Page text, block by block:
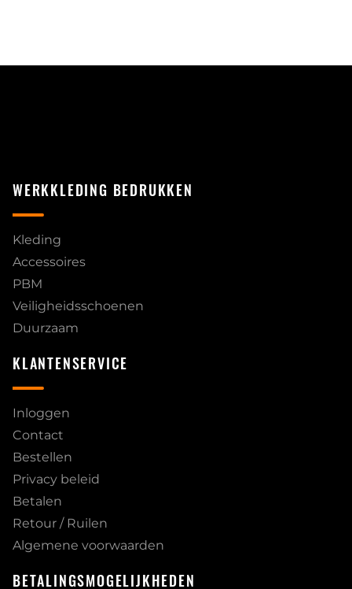
WERKKLEDING BEDRUKKEN
Kleding
Accessoires
PBM
Veiligheidsschoenen
Duurzaam
KLANTENSERVICE
Inloggen
Contact
Bestellen
Privacy beleid
Betalen
Retour / Ruilen
Algemene voorwaarden
BETALINGSMOGELIJKHEDEN